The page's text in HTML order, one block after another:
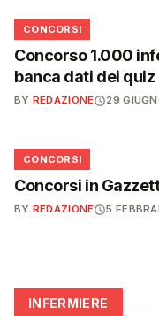
📋
CONCORSI
Concorso 1.000
banca dati dei quiz
BY REDAZIONE 29
📋
CONCORSI
Concorsi in
BY REDAZIONE 5
INFERMIERE